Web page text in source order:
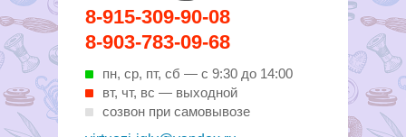
8-915-309-90-08
8-903-783-09-68
пн, ср, пт, cб — с 9:30 до 14:00
вт, чт, вс — выходной
созвон при самовывозе
Вирутозы иглы. Товары для
шитья и рукоделья